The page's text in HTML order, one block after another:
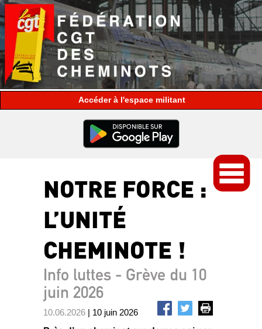
espace militant
NOTRE FORCE :
L’UNITÉ
CHEMINOTE !
Info luttes - Grève du 10
juin 2026
10.06.2026 | 10 juin 2026